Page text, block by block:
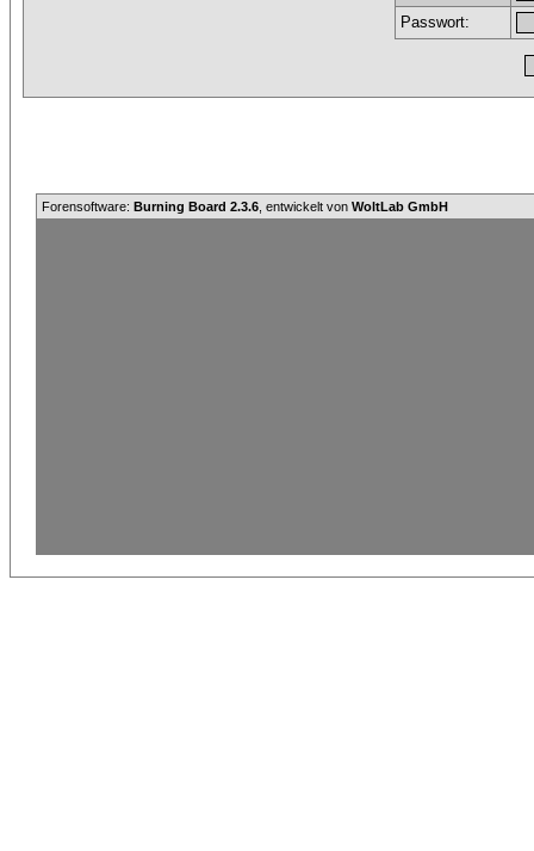
Passwort:
Forensoftware: Burning Board 2.3.6 , entwickelt von WoltLab GmbH